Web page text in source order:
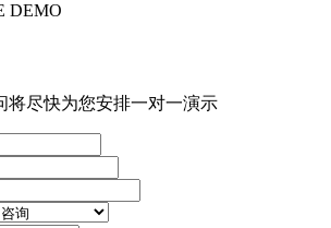
DEMO
将尽快为您安排一对一演示